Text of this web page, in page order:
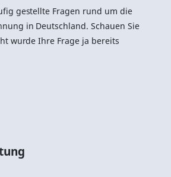
gestellte Fragen rund um die
in Deutschland. Schauen Sie
wurde Ihre Frage ja bereits